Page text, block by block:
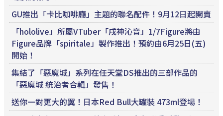
GU推出「卡比咖啡廳」主題的聯名配件！9月12日起開賣
「hololive」所屬VTuber「戌神沁音」1/7Figure將由
Figure品牌「spiritale」製作推出！預約由6月25日(五)
開始！
集結了「惡魔城」系列在任天堂DS推出的三部作品的
「惡魔城 統治者合輯」發售！
送你一對更大的翼！日本Red Bull大罐裝 473ml登場！